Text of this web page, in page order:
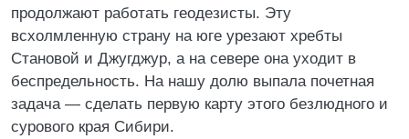
продолжают работать геодезисты. Эту
всхолмленную страну на юге урезают хребты
Становой и Джугджур, а на севере она уходит в
беспредельность. На нашу долю выпала почетная
задача — сделать первую карту этого безлюдного и
сурового края Сибири.